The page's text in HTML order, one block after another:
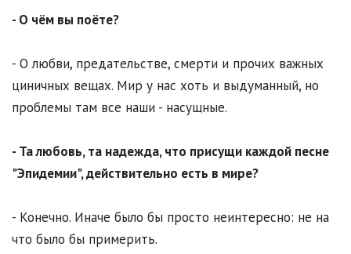
- О чём вы поёте?
- О любви, предательстве, смерти и прочих важных
циничных вещах. Мир у нас хоть и выдуманный, но
проблемы там все наши - насущные.
- Та любовь, та надежда, что присущи каждой песне
"Эпидемии", действительно есть в мире?
- Конечно. Иначе было бы просто неинтересно: не на
что было бы примерить.